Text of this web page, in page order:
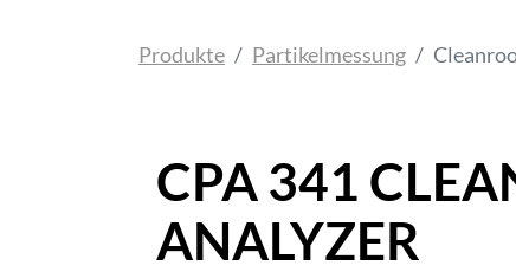
Produkte Partikelmessung
CPA 341
ANALYZER